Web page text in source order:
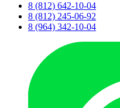
8 (812) 642-10-04
8 (812) 245-06-92
8 (964) 342-10-04